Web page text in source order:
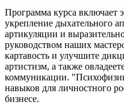
Программа курса включает
укрепление дыхательного
артикуляции и
руководством наших
картавость и улучшите
артистизм, а также
коммуникации.
навыков для личностного
бизнесе.